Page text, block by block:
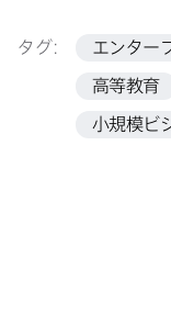
タグ: エンター
高等教育
小規模ビ